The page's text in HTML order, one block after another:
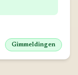
Gimmeldingen